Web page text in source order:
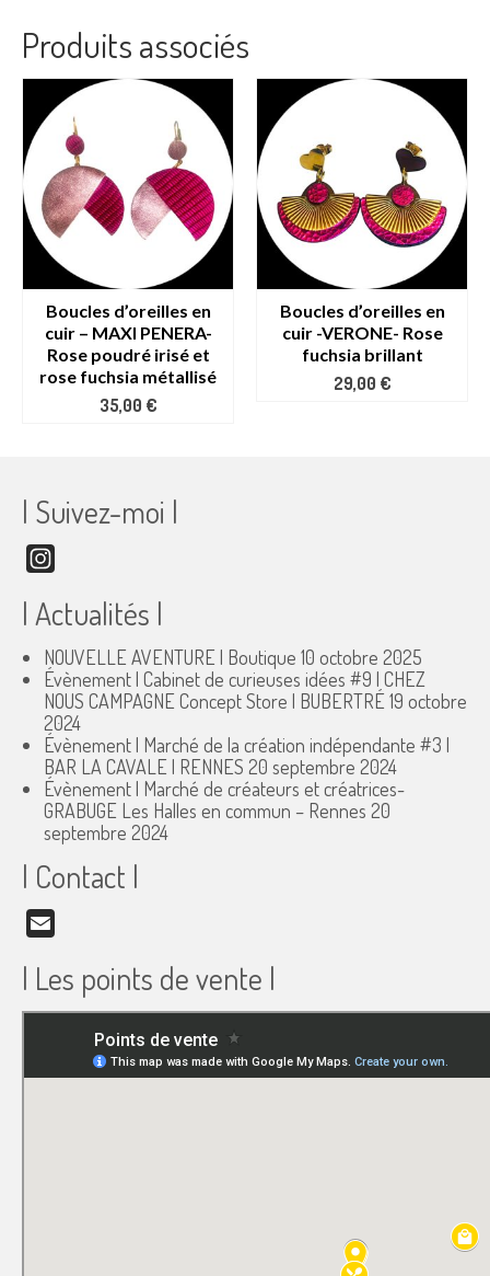
Produits associés
Boucles d’oreilles en
cuir – MAXI PENERA-
Rose poudré irisé et
rose fuchsia métallisé
35,00 €
Boucles d’oreilles en
cuir -VERONE- Rose
fuchsia brillant
29,00 €
| Suivez-moi |
| Actualités |
NOUVELLE AVENTURE | Boutique 10 octobre 2025
Évènement | Cabinet de curieuses idées #9 | CHEZ
NOUS CAMPAGNE Concept Store | BUBERTRÉ 19 octobre
2024
Évènement | Marché de la création indépendante #3 |
BAR LA CAVALE | RENNES 20 septembre 2024
Évènement | Marché de créateurs et créatrices-
GRABUGE Les Halles en commun – Rennes 20
septembre 2024
| Contact |
| Les points de vente |